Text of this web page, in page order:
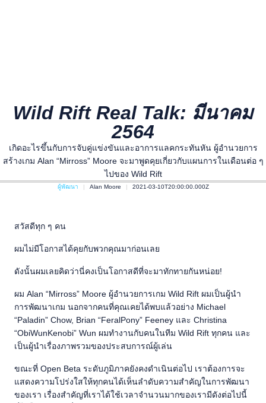
Wild Rift Real Talk: มีนาคม
2564
เกิดอะไรขึ้นกับการจับคู่แข่งขันและอาการแลคกระทันหัน ผู้อำนวยการ
สร้างเกม Alan “Mirross” Moore จะมาพูดคุยเกี่ยวกับแผนการในเดือนต่อ ๆ
ไปของ Wild Rift
ผู้พัฒนา Alan Moore 2021-03-10T20:00:00.000Z
สวัสดีทุก ๆ คน
ผมไม่มีโอกาสได้คุยกับพวกคุณมาก่อนเลย
ดังนั้นผมเลยคิดว่านี่คงเป็นโอกาสดีที่จะมาทักทายกันหน่อย!
ผม Alan “Mirross” Moore ผู้อำนวยการเกม Wild Rift ผมเป็นผู้นำ
การพัฒนาเกม นอกจากคนที่คุณเคยได้พบแล้วอย่าง Michael
“Paladin” Chow, Brian “FeralPony” Feeney และ Christina
“ObiWunKenobi” Wun ผมทำงานกับคนในทีม Wild Rift ทุกคน และ
เป็นผู้นำเรื่องภาพรวมของประสบการณ์ผู้เล่น
ขณะที่ Open Beta ระดับภูมิภาคยังคงดำเนินต่อไป เราต้องการจะ
แสดงความโปร่งใสให้ทุกคนได้เห็นลำดับความสำคัญในการพัฒนา
ของเรา เรื่องสำคัญที่เราได้ใช้เวลาจำนวนมากของเรามีดังต่อไปนี้